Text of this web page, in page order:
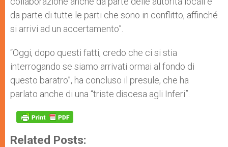
da parte di tutte le parti che sono in conflitto, affinché
si arrivi ad un accertamento”.
“Oggi, dopo questi fatti, credo che ci si stia
interrogando se siamo arrivati ormai al fondo di
questo baratro”, ha concluso il presule, che ha
parlato anche di una “triste discesa agli Inferi”.
Related Posts: